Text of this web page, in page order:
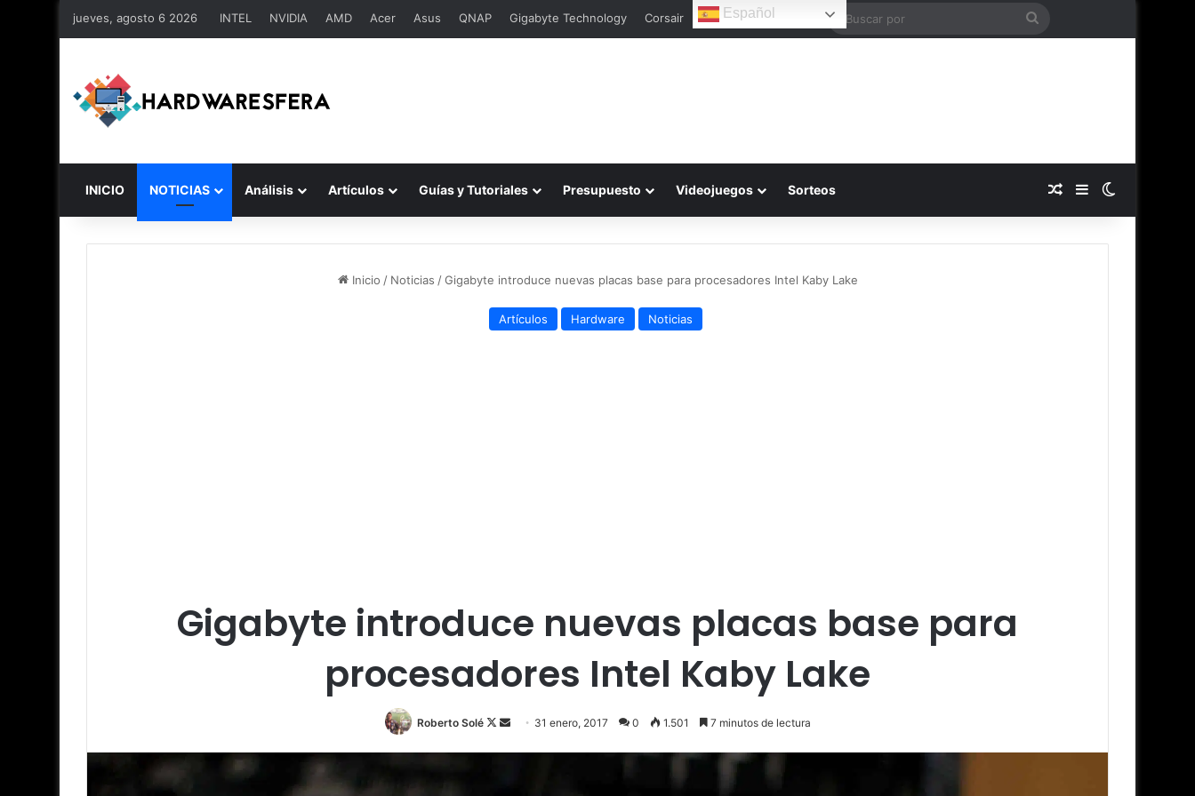
jueves, agosto 6 2026 INTEL NVIDIA AMD Acer Asus QNAP Gigabyte Technology Corsair Español
Buscar
INICIO NOTICIAS Análisis Artículos Guías y Tutoriales Presupuesto Videojuegos Sorteos Publicación al azar
Barra lateral
Inicio / Noticias / Gigabyte introduce nuevas placas base para procesadores Intel Kaby Lake
Artículos Hardware Noticias
Gigabyte introduce nuevas placas base para
procesadores Intel Kaby Lake
Roberto Solé
F S
31 enero, 2017 0 1.501 7 minutos de lectura